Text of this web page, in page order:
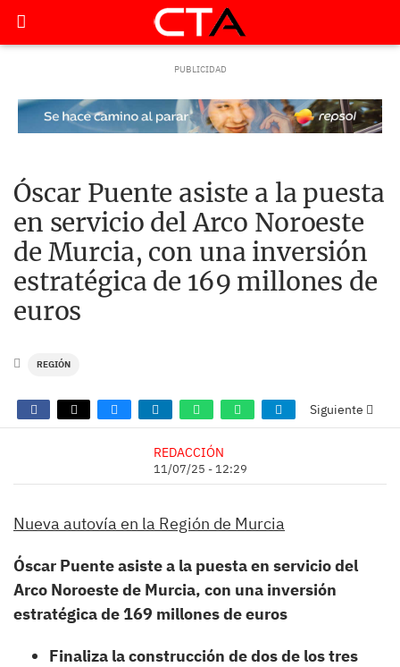
Óscar Puente asiste a la puesta
en servicio del Arco Noroeste
de Murcia, con una inversión
estratégica de 169 millones de
euros
REGIÓN
Siguiente
REDACCIÓN
11/07/25 - 12:29
Nueva autovía en la Región de Murcia
Óscar Puente asiste a la puesta en servicio del
Arco Noroeste de Murcia, con una inversión
estratégica de 169 millones de euros
Finaliza la construcción de dos de los tres